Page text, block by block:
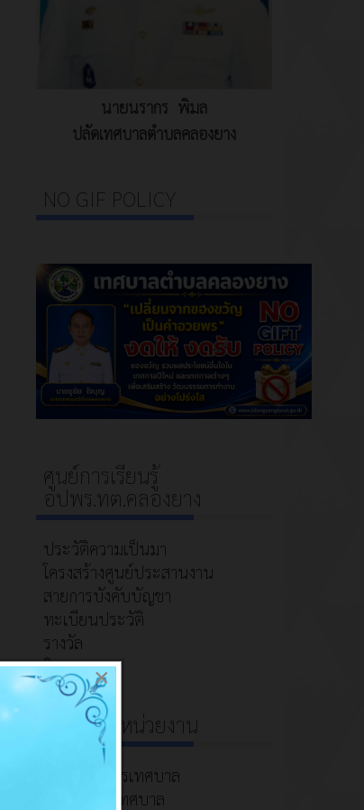
นายนรากร พิมล
ปลัดเทศบาลตำบลคลองยาง
NO GIF POLICY
ศูนย์การเรียนรู้
อปพร.ทต.คลองยาง
ประวัติความเป็นมา
โครงสร้างศูนย์ประสานงาน
สายการบังคับบัญชา
ทะเบียนประวัติ
รางวัล
กิจกรรม
โครงสร้างหน่วยงาน
คณะผู้บริหารเทศบาล
สมาชิกสภาเทศบาล
×